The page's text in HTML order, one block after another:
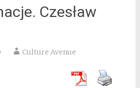
Czesław
Culture Avenue